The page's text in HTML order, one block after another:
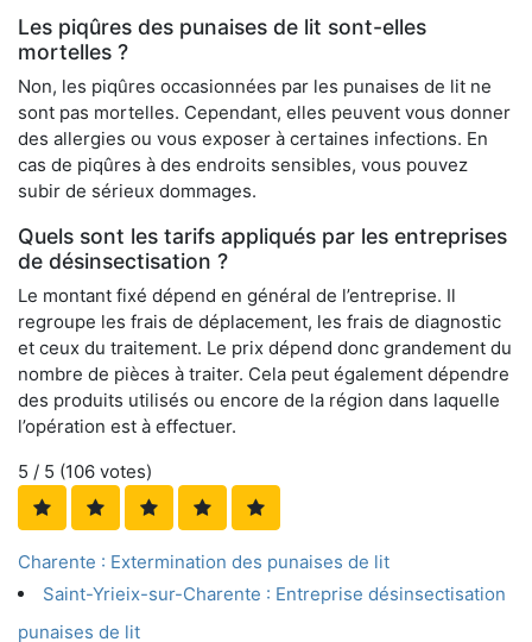
Les piqûres des punaises de lit sont-elles
mortelles ?
Non, les piqûres occasionnées par les punaises de lit ne
sont pas mortelles. Cependant, elles peuvent vous donner
des allergies ou vous exposer à certaines infections. En
cas de piqûres à des endroits sensibles, vous pouvez
subir de sérieux dommages.
Quels sont les tarifs appliqués par les entreprises
de désinsectisation ?
Le montant fixé dépend en général de l’entreprise. Il
regroupe les frais de déplacement, les frais de diagnostic
et ceux du traitement. Le prix dépend donc grandement du
nombre de pièces à traiter. Cela peut également dépendre
des produits utilisés ou encore de la région dans laquelle
l’opération est à effectuer.
5 / 5 (106 votes)
Charente : Extermination des punaises de lit
Saint-Yrieix-sur-Charente : Entreprise désinsectisation
punaises de lit